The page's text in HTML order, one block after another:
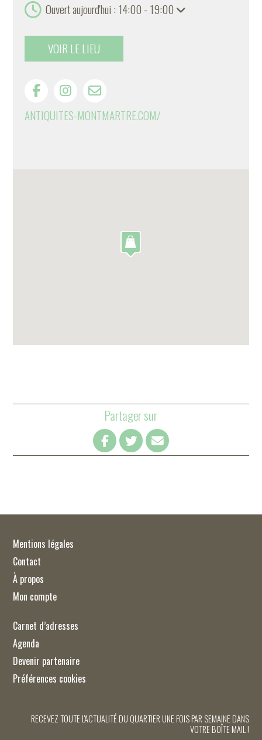
Ouvert aujourd'hui : 14:00 - 19:00
VOIR LE LIEU
ANTIQUITES-MONTMARTRE.COM/
Partager sur
Mentions légales
Contact
À propos
Mon compte
Carnet d’adresses
Agenda
Devenir partenaire
Préférences cookies
RECEVEZ TOUTE L'ACTUALITÉ DU QUARTIER UNE FOIS PAR SEMAINE DANS
VOTRE BOÎTE MAIL !